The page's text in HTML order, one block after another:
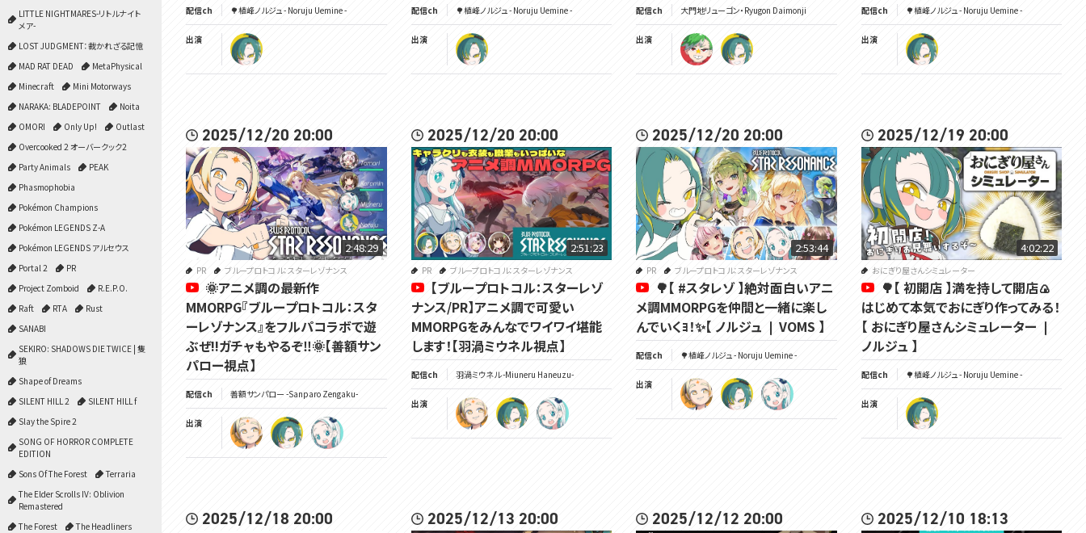
LITTLE NIGHTMARES-リトルナイト
メア-
LOST JUDGMENT：裁かれざる記憶
MAD RAT DEAD
MetaPhysical
Minecraft
Mini Motorways
NARAKA: BLADEPOINT
Noita
OMORI
Only Up!
Outlast
Overcooked 2 オーバークック2
Party Animals
PEAK
Phasmophobia
Pokémon Champions
Pokémon LEGENDS Z-A
Pokémon LEGENDS アルセウス
Portal 2
PR
Project Zomboid
R.E.P.O.
Raft
RTA
Rust
SANABI
SEKIRO: SHADOWS DIE TWICE | 隻
狼
Shape of Dreams
SILENT HILL 2
SILENT HILL f
Slay the Spire 2
SONG OF HORROR COMPLETE
EDITION
Sons Of The Forest
Terraria
The Elder Scrolls IV: Oblivion
Remastered
The Forest
The Headliners
配信ch 🌳植峰ノルジュ - Noruju Uemine -
出演
配信ch 🌳植峰ノルジュ - Noruju Uemine -
出演
配信ch 大門地リューゴン・Ryugon Daimonji
出演
配信ch 🌳植峰ノルジュ - Noruju Uemine -
出演
2025/12/20 20:00
2:48:29
PR ブループロトコル：スターレゾナンス
🌞アニメ調の最新作
MMORPG『ブループロトコル：スタ
ーレゾナンス』をフルパコラボで遊
ぶぜ!!ガチャもやるぞ‼🌞【善額サン
パロー視点】
配信ch 善額サンパロー -Sanparo Zengaku-
出演
2025/12/20 20:00
2:51:23
PR ブループロトコル：スターレゾナンス
【ブループロトコル：スターレゾ
ナンス/PR】アニメ調で可愛い
MMORPGをみんなでワイワイ堪能
します！【羽渦ミウネル視点】
配信ch 羽渦ミウネル -Miuneru Haneuzu-
出演
2025/12/20 20:00
2:53:44
PR ブループロトコル：スターレゾナンス
🌳【 #スタレゾ 】絶対面白いアニ
メ調MMORPGを仲間と一緒に楽し
んでいくﾖ！✨【 ノルジュ ❘ VOMS 】
配信ch 🌳植峰ノルジュ - Noruju Uemine -
出演
2025/12/19 20:00
4:02:22
おにぎり屋さんシミュレーター
🌳【 初開店 】満を持して開店🍙
はじめて本気でおにぎり作ってみる！
【 おにぎり屋さんシミュレーター ❘
ノルジュ 】
配信ch 🌳植峰ノルジュ - Noruju Uemine -
出演
2025/12/18 20:00 2025/12/13 20:00 2025/12/12 20:00 2025/12/10 18:13